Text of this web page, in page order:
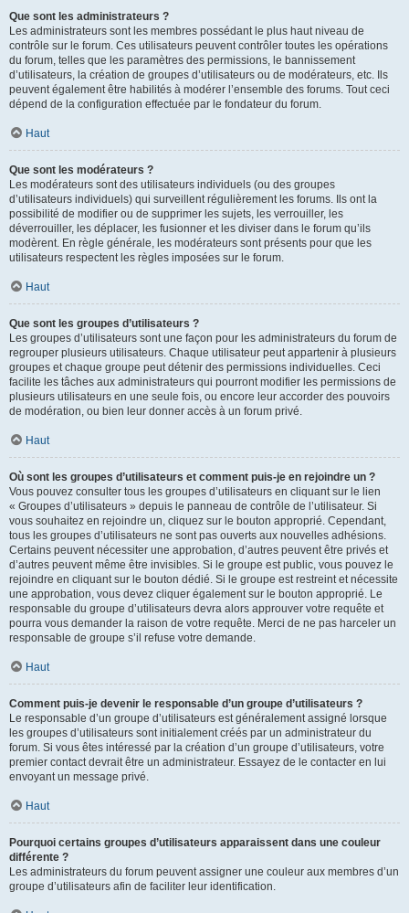
Que sont les administrateurs ?
Les administrateurs sont les membres possédant le plus haut niveau de
contrôle sur le forum. Ces utilisateurs peuvent contrôler toutes les opérations
du forum, telles que les paramètres des permissions, le bannissement
d’utilisateurs, la création de groupes d’utilisateurs ou de modérateurs, etc. Ils
peuvent également être habilités à modérer l’ensemble des forums. Tout ceci
dépend de la configuration effectuée par le fondateur du forum.
Haut
Que sont les modérateurs ?
Les modérateurs sont des utilisateurs individuels (ou des groupes
d’utilisateurs individuels) qui surveillent régulièrement les forums. Ils ont la
possibilité de modifier ou de supprimer les sujets, les verrouiller, les
déverrouiller, les déplacer, les fusionner et les diviser dans le forum qu’ils
modèrent. En règle générale, les modérateurs sont présents pour que les
utilisateurs respectent les règles imposées sur le forum.
Haut
Que sont les groupes d’utilisateurs ?
Les groupes d’utilisateurs sont une façon pour les administrateurs du forum de
regrouper plusieurs utilisateurs. Chaque utilisateur peut appartenir à plusieurs
groupes et chaque groupe peut détenir des permissions individuelles. Ceci
facilite les tâches aux administrateurs qui pourront modifier les permissions de
plusieurs utilisateurs en une seule fois, ou encore leur accorder des pouvoirs
de modération, ou bien leur donner accès à un forum privé.
Haut
Où sont les groupes d’utilisateurs et comment puis-je en rejoindre un ?
Vous pouvez consulter tous les groupes d’utilisateurs en cliquant sur le lien
« Groupes d’utilisateurs » depuis le panneau de contrôle de l’utilisateur. Si
vous souhaitez en rejoindre un, cliquez sur le bouton approprié. Cependant,
tous les groupes d’utilisateurs ne sont pas ouverts aux nouvelles adhésions.
Certains peuvent nécessiter une approbation, d’autres peuvent être privés et
d’autres peuvent même être invisibles. Si le groupe est public, vous pouvez le
rejoindre en cliquant sur le bouton dédié. Si le groupe est restreint et nécessite
une approbation, vous devez cliquer également sur le bouton approprié. Le
responsable du groupe d’utilisateurs devra alors approuver votre requête et
pourra vous demander la raison de votre requête. Merci de ne pas harceler un
responsable de groupe s’il refuse votre demande.
Haut
Comment puis-je devenir le responsable d’un groupe d’utilisateurs ?
Le responsable d’un groupe d’utilisateurs est généralement assigné lorsque
les groupes d’utilisateurs sont initialement créés par un administrateur du
forum. Si vous êtes intéressé par la création d’un groupe d’utilisateurs, votre
premier contact devrait être un administrateur. Essayez de le contacter en lui
envoyant un message privé.
Haut
Pourquoi certains groupes d’utilisateurs apparaissent dans une couleur
différente ?
Les administrateurs du forum peuvent assigner une couleur aux membres d’un
groupe d’utilisateurs afin de faciliter leur identification.